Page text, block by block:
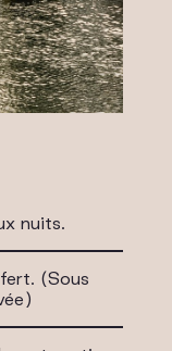
nuits.
(Sous